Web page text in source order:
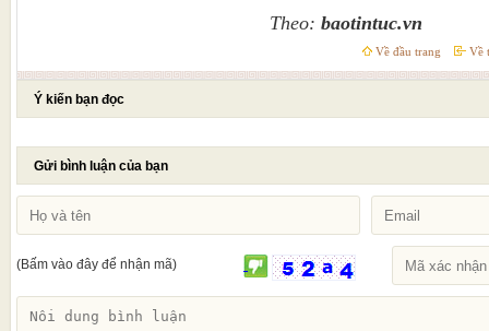
Theo: baotintuc.vn
Về đầu trang Về
Ý kiến bạn đọc
Gửi bình luận của bạn
(Bấm vào đây để nhận mã)